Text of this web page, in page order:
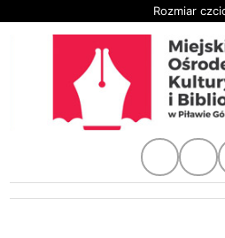
Przejdź do głównej treści
Rozmiar
Kanał